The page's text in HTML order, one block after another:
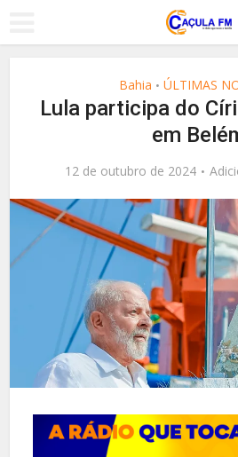
Bahia • ÚLTIMAS
Lula participa do
em
12 de outubro de 2024